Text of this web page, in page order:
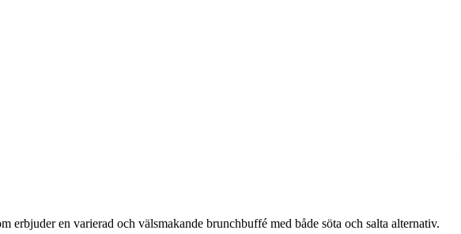
erbjuder en varierad och välsmakande brunchbuffé med både söta och salta alternativ.